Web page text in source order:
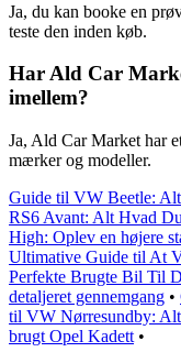
Ja, du kan booke en
teste den inden køb.
Har Ald Car
imellem?
Ja, Ald Car Market har
mærker og modeller.
Guide til VW Beetle:
RS6 Avant: Alt Hvad
High: Oplev en højere
Ultimative Guide til At
Perfekte Brugte Bil Til
detaljeret gennemgang •
til VW Nørresundby:
brugt Opel Kadett •